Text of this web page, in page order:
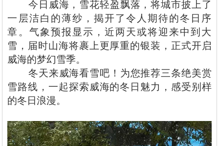
‌今日威海，雪花轻盈飘落，将城市披上了
一层洁白的薄纱，揭开了令人期待的冬日序
章。气象预报显示，近两天或将迎来中到大
雪，届时山海将裹上更厚重的银装，正式开启
威海的梦幻雪季。‌
‌‌冬天来威海看雪吧！为您推荐三条绝美赏
雪路线，一起探索威海的冬日魅力，感受别样
的冬日浪漫。